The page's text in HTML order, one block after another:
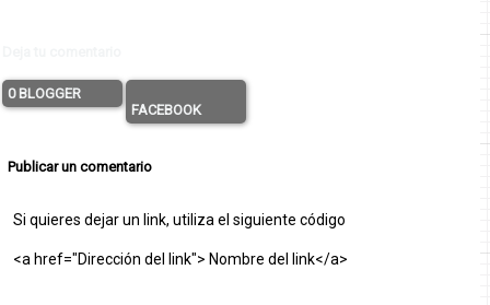
0 BLOGGER
FACEBOOK
Publicar un comentario
Si quieres dejar un link, utiliza el siguiente código
<a href="Dirección del link"> Nombre del link</a>